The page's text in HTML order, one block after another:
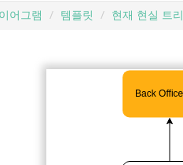
어그램 템플릿 현재 현실 트리